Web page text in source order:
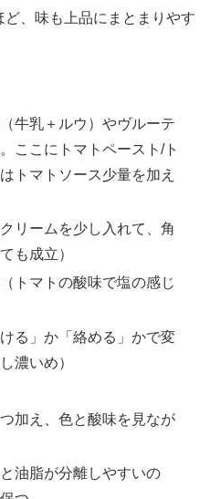
、味も上品にまとまりやす
牛乳＋ルウ）やヴルーテ
ここにトマトペースト/ト
トマトソース少量を加え
リームを少し入れて、角
も成立）
トマトの酸味で塩の感じ
る」か「絡める」かで変
濃いめ）
加え、色と酸味を見なが
油脂が分離しやすいの